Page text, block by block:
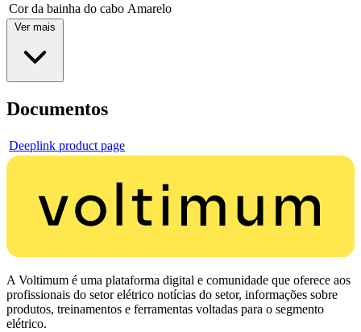
Cor da bainha do cabo Amarelo
Ver mais
Documentos
Deeplink product page
A Voltimum é uma plataforma digital e comunidade que oferece aos
profissionais do setor elétrico notícias do setor, informações sobre
produtos, treinamentos e ferramentas voltadas para o segmento
elétrico.